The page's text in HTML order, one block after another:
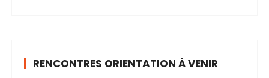
RENCONTRES ORIENTATION À VENIR